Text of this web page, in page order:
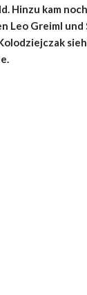
Hinzu kam
Leo Greiml